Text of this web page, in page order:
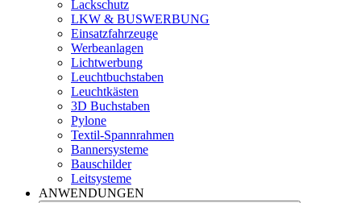
Lackschutz
LKW & BUSWERBUNG
Einsatzfahrzeuge
Werbeanlagen
Lichtwerbung
Leuchtbuchstaben
Leuchtkästen
3D Buchstaben
Pylone
Textil-Spannrahmen
Bannersysteme
Bauschilder
Leitsysteme
ANWENDUNGEN